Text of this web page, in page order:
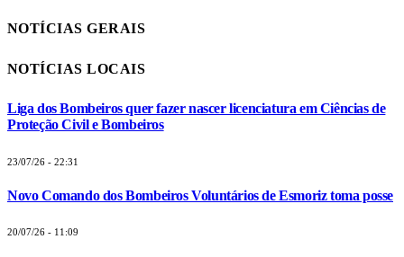
NOTÍCIAS GERAIS
NOTÍCIAS LOCAIS
Liga dos Bombeiros quer fazer nascer licenciatura em Ciências de
Proteção Civil e Bombeiros
23/07/26 - 22:31
Novo Comando dos Bombeiros Voluntários de Esmoriz toma posse
20/07/26 - 11:09